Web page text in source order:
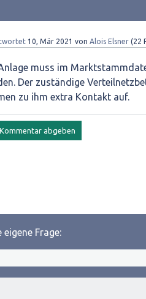
10, Mär 2021 von Alois Elsner (22
muss im
Der zuständige
zu ihm extra Kontakt auf.
eigene Frage: